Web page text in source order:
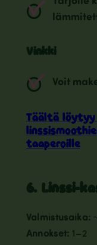
Vinkki
Voit
Täältä löytyy
taaperoille
6. Linssi-
Valmistusaika:
Annokset: 1–2